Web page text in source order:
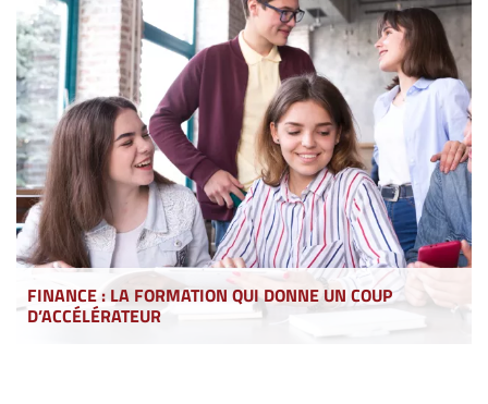
FINANCE : LA FORMATION QUI DONNE UN COUP
D’ACCÉLÉRATEUR